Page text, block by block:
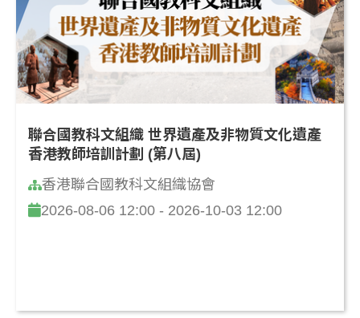
聯合國教科文組織 世界遺產及非物質文化遺產
香港教師培訓計劃 (第八屆)
香港聯合國教科文組織協會
2026-08-06 12:00 - 2026-10-03 12:00